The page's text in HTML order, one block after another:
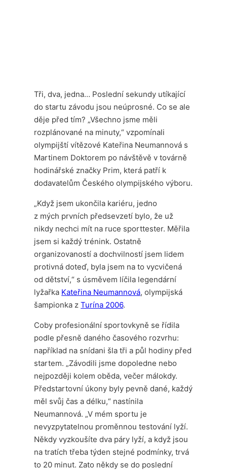
Tři, dva, jedna… Poslední sekundy utíkající
do startu závodu jsou neúprosné. Co se ale
děje před tím? „Všechno jsme měli
rozplánované na minuty,“ vzpomínali
olympijští vítězové Kateřina Neumannová s
Martinem Doktorem po návštěvě v továrně
hodinářské značky Prim, která patří k
dodavatelům Českého olympijského výboru.
„Když jsem ukončila kariéru, jedno
z mých prvních předsevzetí bylo, že už
nikdy nechci mít na ruce sporttester. Měřila
jsem si každý trénink. Ostatně
organizovaností a dochvilností jsem lidem
protivná doteď, byla jsem na to vycvičená
od dětství,“ s úsměvem líčila legendární
lyžařka Kateřina Neumannová, olympijská
šampionka zTurína 2006.
Coby profesionální sportovkyně se řídila
podle přesně daného časového rozvrhu:
například na snídani šla tři a půl hodiny před
startem. „Závodili jsme dopoledne nebo
nejpozději kolem oběda, večer málokdy.
Předstartovní úkony byly pevně dané, každý
měl svůj čas a délku,“ nastínila
Neumannová. „V mém sportu je
nevyzpytatelnou proměnnou testování lyží.
Někdy vyzkoušíte dva páry lyží, a když jsou
na tratích třeba týden stejné podmínky, trvá
to 20 minut. Zato někdy se do poslední